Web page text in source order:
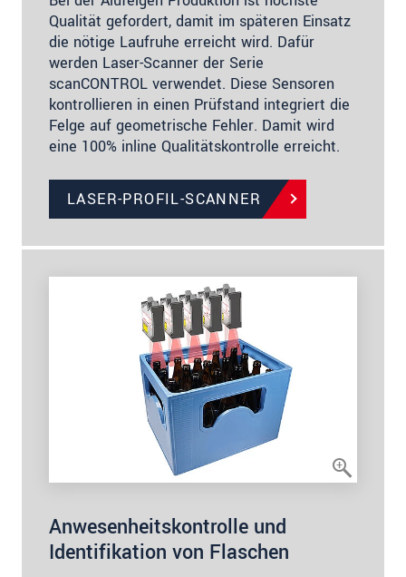
Qualität gefordert, damit im späteren Einsatz
die nötige Laufruhe erreicht wird. Dafür
werden Laser-Scanner der Serie
scanCONTROL verwendet. Diese Sensoren
kontrollieren in einen Prüfstand integriert die
Felge auf geometrische Fehler. Damit wird
eine 100% inline Qualitätskontrolle erreicht.
LASER-PROFIL-SCANNER
Anwesenheitskontrolle und
Identifikation von Flaschen